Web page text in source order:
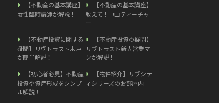
【不動産の基本講座】
女性臨時講師が解説！
【不動産の基本講座】
教えて！中山ティーチャ
ー
【不動産投資に関する
疑問】リヴトラスト木戸
が簡単解説！
【不動産投資の疑問】
リヴトラスト新人営業マ
ンが解説！
【初心者必見】不動産
投資や資産形成をシンプ
ル解説！
【物件紹介】リヴシテ
ィシリーズのお部屋内